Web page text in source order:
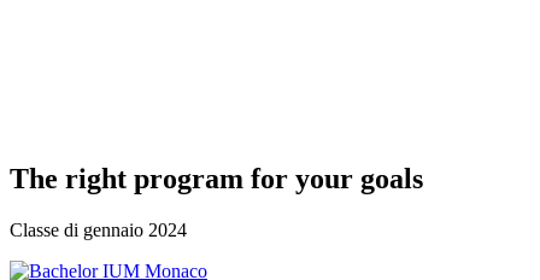
The right program for your goals
Classe di gennaio 2024